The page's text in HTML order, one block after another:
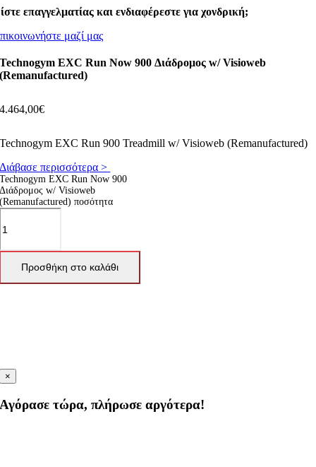
επαγγελματίας και ενδιαφέρεστε για χονδρική;
μαζί μας
Technogym EXC Run Now 900 Διάδρομος w/ Visioweb
(Remanufactured)
4.464,00€
Technogym EXC Run 900 Treadmill w/ Visioweb (Remanufactured)
Διάβασε περισσότερα >
Technogym EXC Run Now 900
Διάδρομος w/ Visioweb
(Remanufactured) ποσότητα
Προσθήκη στο καλάθι
×
Αγόρασε τώρα, πλήρωσε αργότερα!